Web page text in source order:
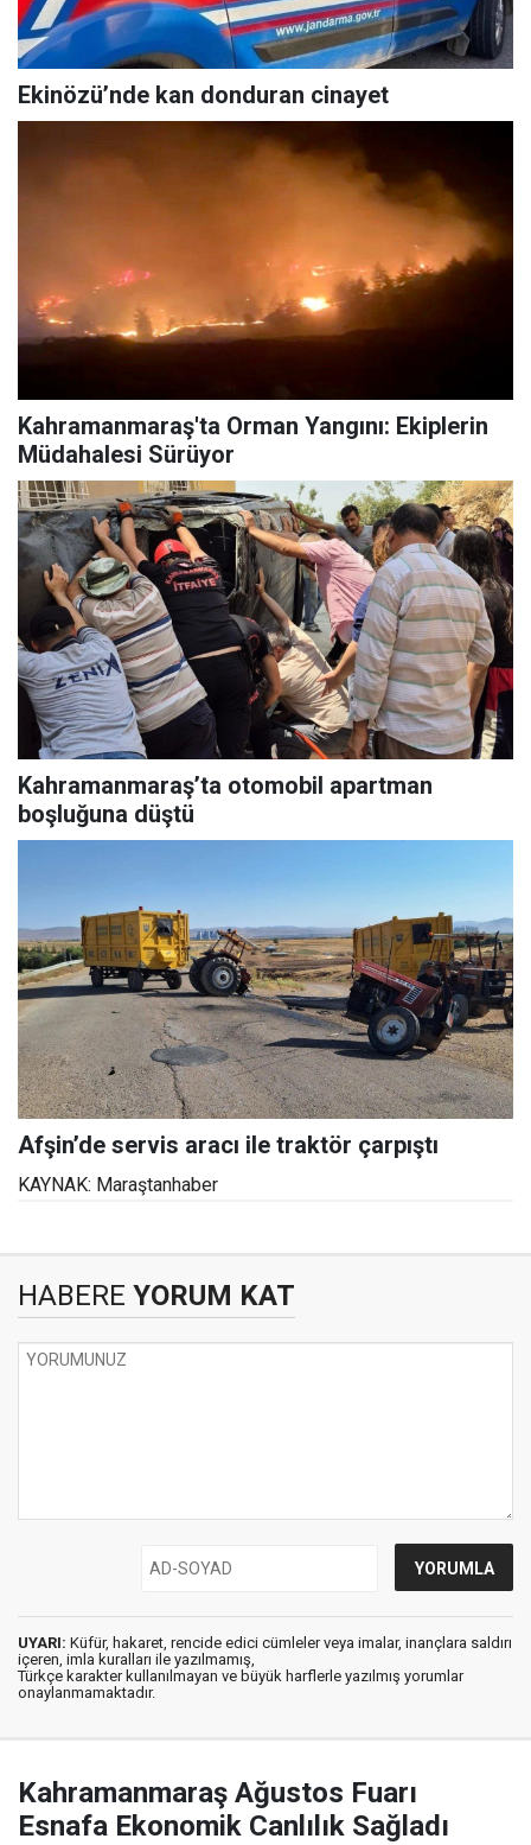
Ekinözü’nde kan donduran cinayet
Kahramanmaraş'ta Orman Yangını: Ekiplerin
Müdahalesi Sürüyor
Kahramanmaraş’ta otomobil apartman
boşluğuna düştü
Afşin’de servis aracı ile traktör çarpıştı
KAYNAK: Maraştanhaber
HABERE YORUM KAT
UYARI: Küfür, hakaret, rencide edici cümleler veya imalar, inançlara saldırı
içeren, imla kuralları ile yazılmamış,
Türkçe karakter kullanılmayan ve büyük harflerle yazılmış yorumlar
onaylanmamaktadır.
Kahramanmaraş Ağustos Fuarı
Esnafa Ekonomik Canlılık Sağladı